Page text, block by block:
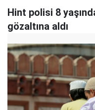
Hint polisi 8
gözaltına aldı